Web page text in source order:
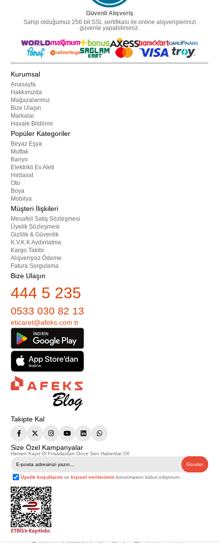
Güvenli Alışveriş
Sahip olduğumuz 256 bit SSL sertifikası ile online alışverişlerinizi
güvenle yapabilirsiniz.
Kurumsal
Anasayfa
Hakkımızda
Mağazalarımız
Bize Ulaşın
Markalar
Havale Bildirimi
Popüler Kategoriler
Beyaz Eşya
Mutfak
Banyo
Elektrikli Ev Aleti
Hırdavat
Oto
Boya
Mobilya
Müşteri İlişkileri
Mesafeli Satış Sözleşmesi
Üyelik Sözleşmesi
Gizlilik & Güvenlik
K.V.K.K Aydınlatma
Kargo Takibi
Alışverişsiz Ödeme
Fatura Sorgulama
Bize Ulaşın
444 5 235
0533 030 82 13
eticaret@afeks.com.tr
Takipte Kal
Size Özel Kampanyalar
Hemen Kayıt Ol Fırsatlardan Önce Sen Haberdar Ol!
Gönder
Üyelik koşullarını vekişisel verilerimin korunmasını kabul ediyorum.
Telif Hakkı © 2026 Afeks Yapı Market . Tüm hakları saklıdır.